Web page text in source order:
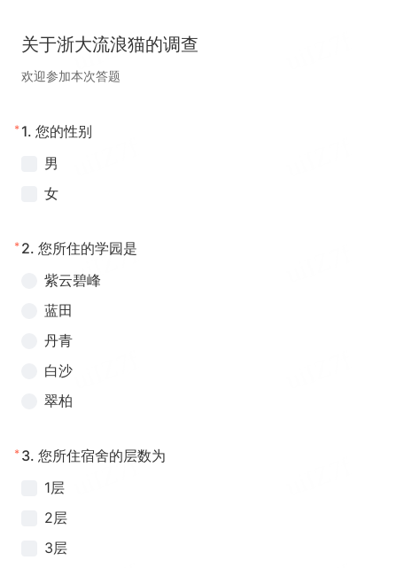
关于浙大流浪猫的调查
欢迎参加本次答题
* 1. 您的性别
男
女
* 2. 您所住的学园是
紫云碧峰
蓝田
丹青
白沙
翠柏
* 3. 您所住宿舍的层数为
1层
2层
3层